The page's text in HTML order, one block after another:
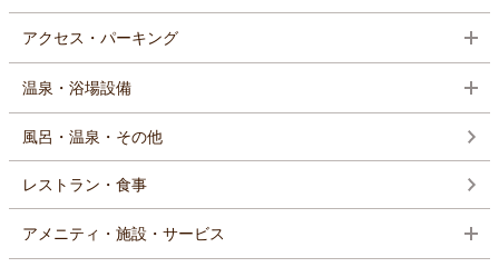
アクセス・パーキング
温泉・浴場設備
風呂・温泉・その他
レストラン・食事
アメニティ・施設・サービス